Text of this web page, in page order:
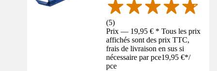
(5)
Prix — 19,95 € * Tous les prix
affichés sont des prix TTC,
frais de livraison en sus si
nécessaire par pce19,95 €*/
pce